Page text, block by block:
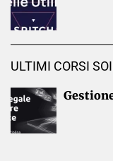
ULTIMI CORSI